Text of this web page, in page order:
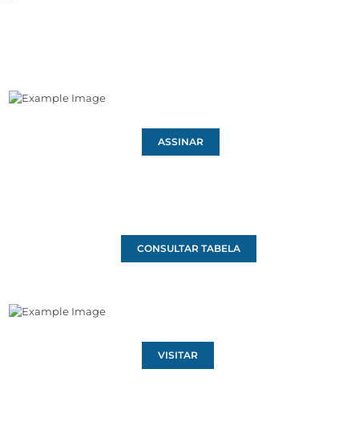
ASSINAR
CONSULTAR TABELA
VISITAR